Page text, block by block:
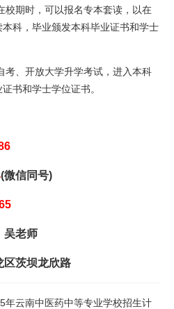
期时，可以报名专本套读，以在
科，毕业颁发本科毕业证书和学士
、开放大学升学考试，进入本科
书和学士学位证书。
(微信同号)
老师
区茨坝龙欣路
年云南中医药中等专业学校招生计